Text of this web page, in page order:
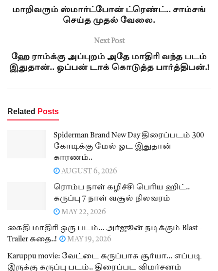
மாறிவரும் ஸ்மார்ட்போன் ட்ரெண்ட்.. சாம்சங்
செய்த முதல் வேலை.
Next Post
ஹே ராம்க்கு அப்புறம் அதே மாதிரி வந்த படம்
இதுதான்.. ஓப்பன் டாக் கொடுத்த பார்த்திபன்.!
Related Posts
Spiderman Brand New Day திரைப்படம் 300
கோடிக்கு மேல் ஓட இதுதான்
காரணம்..
AUGUST 6, 2026
ரொம்ப நாள் கழிச்சி பெரிய ஹிட்..
கருப்பு 7 நாள் வசூல் நிலவரம்
MAY 22, 2026
கைதி மாதிரி ஒரு படம்… அர்ஜூன் நடிக்கும் Blast –
Trailer கதை..!
MAY 19, 2026
Karuppu movie: வேட்டை கருப்பாக சூர்யா… எப்படி
இருக்கு கருப்பு படம்.. திரைப்பட விமர்சனம்